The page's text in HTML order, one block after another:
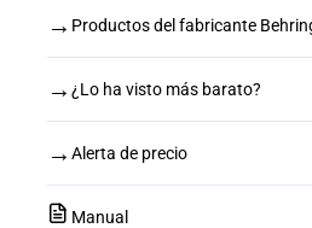
→ Productos del fabricante
→ ¿Lo ha visto más barato?
→ Alerta de precio
Manual